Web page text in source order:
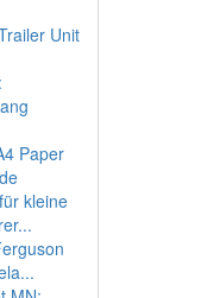
Unit
Paper
kleine